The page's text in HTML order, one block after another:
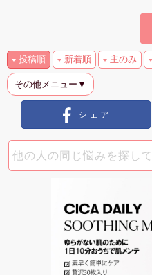
投稿順 新着順 主のみ
その他メニュー▼
シェア